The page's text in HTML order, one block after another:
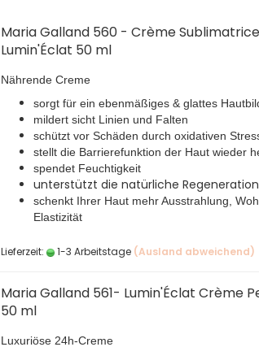
Maria Galland 560 - Crème Sublimatrice
Lumin'Éclat 50 ml
Nährende Creme
sorgt für ein ebenmäßiges & glattes
mildert sicht Linien und Falten
schützt vor Schäden durch oxidativen
stellt die Barrierefunktion der Haut wieder
spendet Feuchtigkeit
unterstützt die natürliche
schenkt Ihrer Haut mehr Ausstrahlung,
Elastizität
Lieferzeit: 1-3 Arbeitstage (Ausland abweichend)
Maria Galland 561- Lumin'Éclat Crème
50 ml
Luxuriöse 24h-Creme